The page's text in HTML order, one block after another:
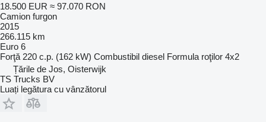
18.500 EUR ≈ 97.070 RON
Camion furgon
2015
266.115 km
Euro 6
Forţă 220 c.p. (162 kW) Combustibil diesel Formula roţilor 4x2
Țările de Jos, Oisterwijk
TS Trucks BV
Luați legătura cu vânzătorul